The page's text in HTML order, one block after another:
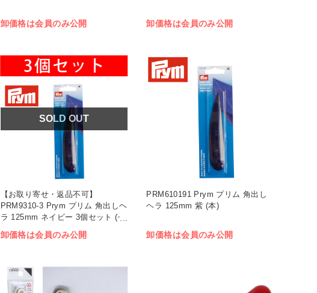
卸価格は会員のみ公開 卸価格は会員のみ公開
SOLD OUT
【お取り寄せ・返品不可】
PRM9310-3 Prym プリム 角出しヘ
ラ 125mm ネイビー 3個セット (セ
ット)
卸価格は会員のみ公開
PRM610191 Prym プリム 角出し
ヘラ 125mm 紫 (本)
卸価格は会員のみ公開